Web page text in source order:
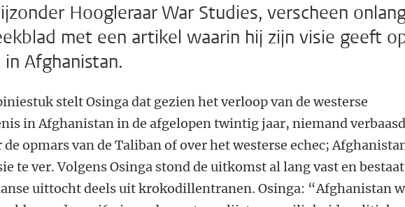
Hoogleraar War Studies, verscheen
met een artikel waarin hij zijn visie geeft
Afghanistan.
stelt Osinga dat gezien het verloop van de westerse
in Afghanistan in de afgelopen twintig jaar, niemand
opmars van de Taliban of over het westerse echec;
te ver. Volgens Osinga stond de uitkomst al lang vast en
uittocht deels uit krokodillentranen. Osinga: “Afghanistan